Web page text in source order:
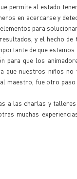
permite al estado
en acercarse y
para
y el hecho de
de que estamos
para que los
que nuestros niños no
maestro, fue otro
a las charlas y
muchas